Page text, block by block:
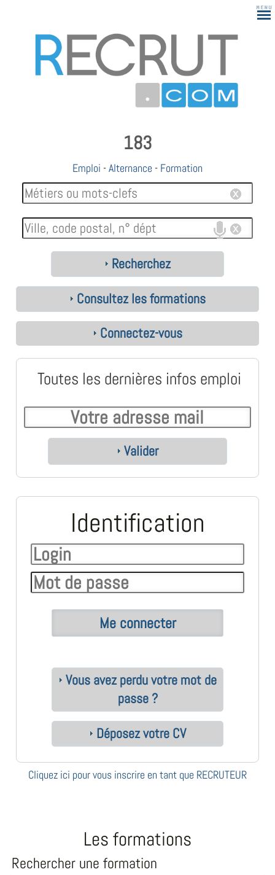
183
Emploi -Alternance - Formation
Recherchez
Consultez les formations
Connectez-vous
Toutes les dernières infos emploi
Valider
Identification
Vous avez perdu votre mot de
passe ?
Déposez votre CV
Cliquez ici pour vous inscrire en tant que RECRUTEUR
Les formations
Rechercher une formation